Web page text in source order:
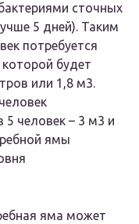
сточных
5 дней). Таким
потребуется
будет
или 1,8 м3.
5 человек – 3 м3 и
ямы
яма может